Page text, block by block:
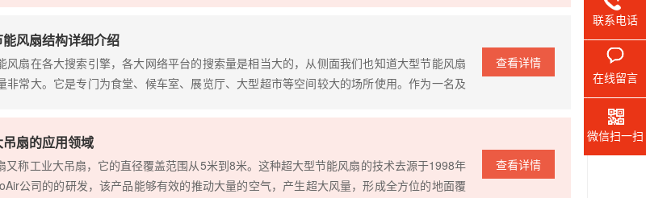
查看详情
风扇结构详细介绍
风扇在各大搜索引擎，各大网络平台的搜索量是相当大的，从侧面我们也知道大型节能风扇
非常大。它是专门为食堂、候车室、展览厅、大型超市等空间较大的场所使用。作为一名及
查看详情
扇的应用领域
又称工业大吊扇，它的直径覆盖范围从5米到8米。这种超大型节能风扇的技术去源于1998年
公司的的研发，该产品能够有效的推动大量的空气，产生超大风量，形成全方位的地面覆
联系电话
在线留言
微信扫一扫